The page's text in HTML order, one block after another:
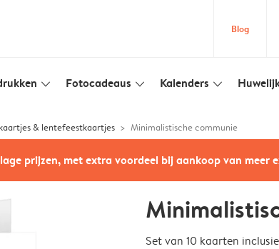
Blog
slim_arrow_down Fotocadeaus slim_arrow_down Kalenders slim_arrow_down
& lentefeestkaartjes Minimalistische communie
prijzen, met extra voordeel bij aankoop van meer
Set van 10 kaarten